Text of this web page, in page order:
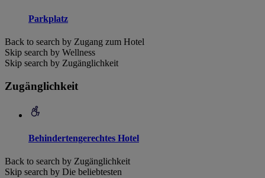
Parkplatz
Back to search by Zugang zum Hotel
Skip search by Wellness
Skip search by Zugänglichkeit
Zugänglichkeit
Behindertengerechtes Hotel
Back to search by Zugänglichkeit
Skip search by Die beliebtesten